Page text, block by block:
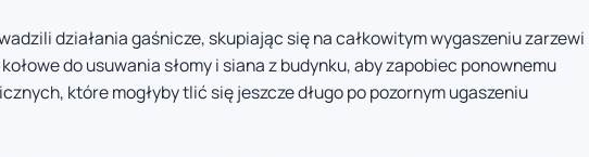
działania gaśnicze, skupiając się na całkowitym wygaszeniu zarzewi
do usuwania słomy i siana z budynku, aby zapobiec ponownemu
które mogłyby tlić się jeszcze długo po pozornym ugaszeniu